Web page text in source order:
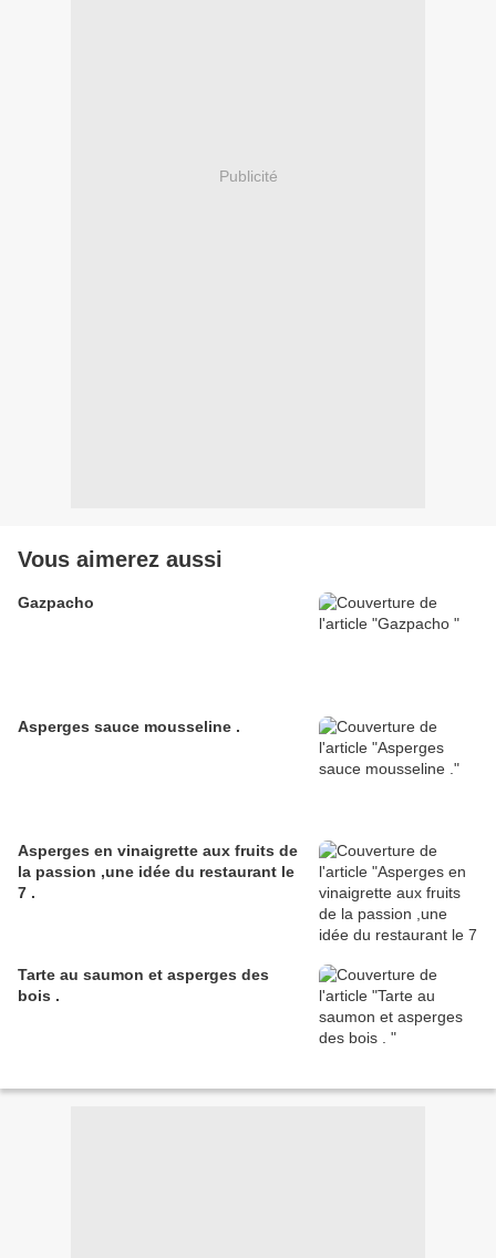
Publicité
Vous aimerez aussi
Gazpacho
Asperges sauce mousseline .
Asperges en vinaigrette aux fruits de
la passion ,une idée du restaurant le
7 .
Tarte au saumon et asperges des
bois .